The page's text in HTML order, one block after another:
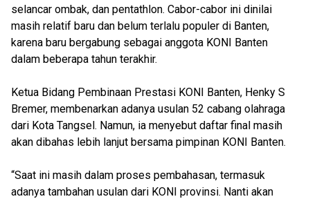
selancar ombak, dan pentathlon. Cabor-cabor ini dinilai
masih relatif baru dan belum terlalu populer di Banten,
karena baru bergabung sebagai anggota KONI Banten
dalam beberapa tahun terakhir.
Ketua Bidang Pembinaan Prestasi KONI Banten, Henky S
Bremer, membenarkan adanya usulan 52 cabang olahraga
dari Kota Tangsel. Namun, ia menyebut daftar final masih
akan dibahas lebih lanjut bersama pimpinan KONI Banten.
“Saat ini masih dalam proses pembahasan, termasuk
adanya tambahan usulan dari KONI provinsi. Nanti akan